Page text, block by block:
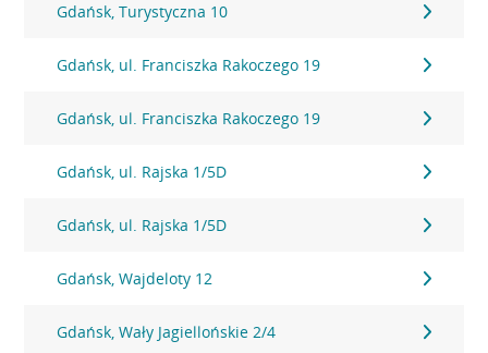
Gdańsk, Turystyczna 10
Gdańsk, ul. Franciszka Rakoczego 19
Gdańsk, ul. Franciszka Rakoczego 19
Gdańsk, ul. Rajska 1/5D
Gdańsk, ul. Rajska 1/5D
Gdańsk, Wajdeloty 12
Gdańsk, Wały Jagiellońskie 2/4